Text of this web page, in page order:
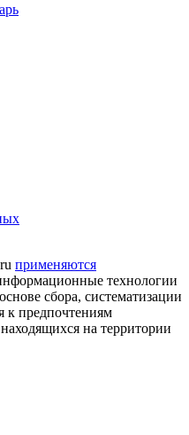
применяются
технологии
сбора, систематизации
к предпочтениям
на территории